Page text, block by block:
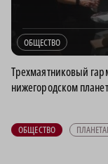
ОБЩЕСТВО
Трехмаятниковый
нижегородском
ОБЩЕСТВО